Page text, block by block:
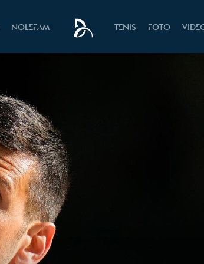
NOLEFAM TENIS FOTO